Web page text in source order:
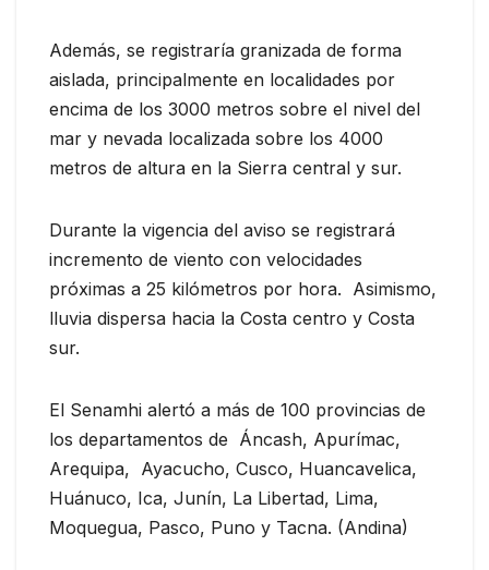
Además, se registraría granizada de forma
aislada, principalmente en localidades por
encima de los 3000 metros sobre el nivel del
mar y nevada localizada sobre los 4000
metros de altura en la Sierra central y sur.
Durante la vigencia del aviso se registrará
incremento de viento con velocidades
próximas a 25 kilómetros por hora. Asimismo,
lluvia dispersa hacia la Costa centro y Costa
sur.
El Senamhi alertó a más de 100 provincias de
los departamentos de Áncash, Apurímac,
Arequipa, Ayacucho, Cusco, Huancavelica,
Huánuco, Ica, Junín, La Libertad, Lima,
Moquegua, Pasco, Puno y Tacna. (Andina)